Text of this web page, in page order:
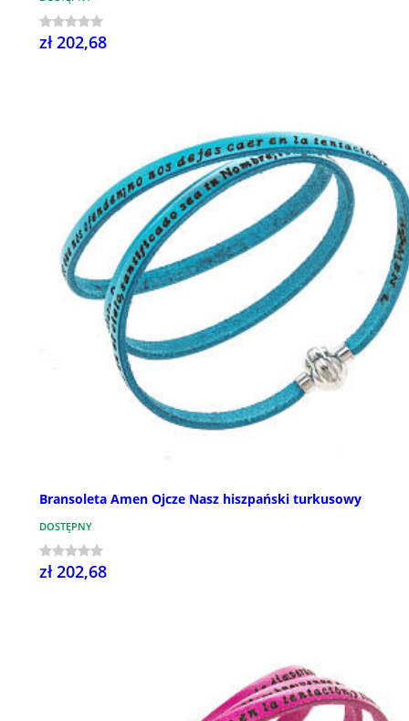
zł 202,68
Bransoleta Amen Ojcze Nasz hiszpański turkusowy
DOSTĘPNY
zł 202,68